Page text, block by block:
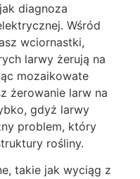
diagnoza
Wśród
wciornastki,
larwy żerują na
mozaikowate
żerowanie larw na
gdyż larwy
problem, który
rośliny.
takie jak wyciąg z